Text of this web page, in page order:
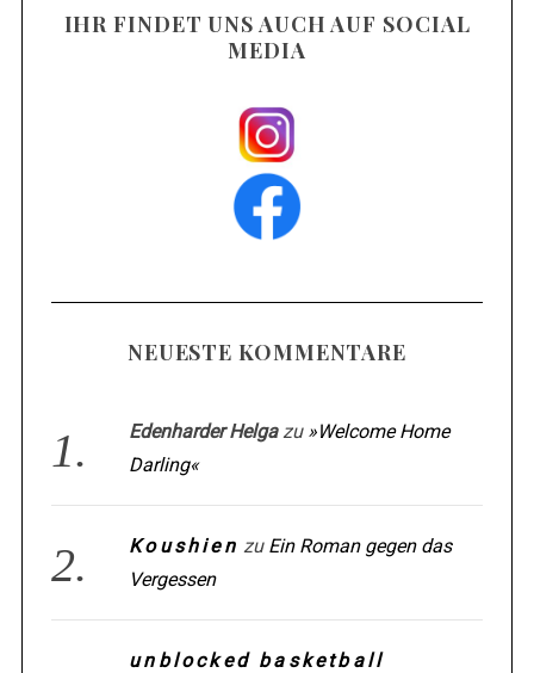
IHR FINDET UNS AUCH AUF SOCIAL
MEDIA
NEUESTE KOMMENTARE
Edenharder Helgazu »Welcome Home
Darling«
Koushien zu Ein Roman gegen das
Vergessen
unblocked basketball